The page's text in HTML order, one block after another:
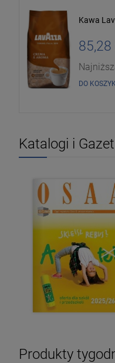
Kawa
85,28
DO
Katalogi i
Produkty